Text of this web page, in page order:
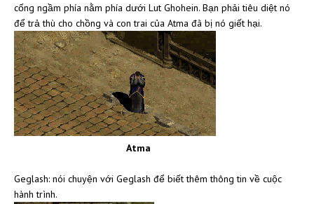
cống ngầm phía nằm phía dưới Lut Ghohein. Bạn phải tiêu diệt nó
để trả thù cho chồng và con trai của Atma đã bị nó giết hại.
Atma
Geglash: nói chuyện với Geglash để biết thêm thông tin về cuộc
hành trình.